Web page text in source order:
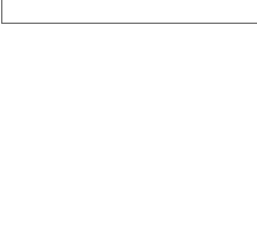
OBSERWUJ NAS